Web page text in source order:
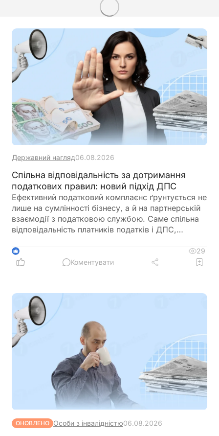
Державний нагляд06.08.2026
Спільна відповідальність за дотримання
податкових правил: новий підхід ДПС
Ефективний податковий комплаєнс ґрунтується не
лише на сумлінності бізнесу, а й на партнерській
взаємодії з податковою службою. Саме спільна
відповідальність платників податків і ДПС,
підтримка допомагають мінімізувати податкові
ризики та запобігати порушенням ще до їх
1
29
Коментувати
ОНОВЛЕНО Особи з інвалідністю06.08.2026